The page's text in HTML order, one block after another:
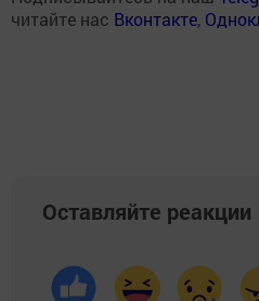
читайте нас Вконтакте,
Оставляйте реакции